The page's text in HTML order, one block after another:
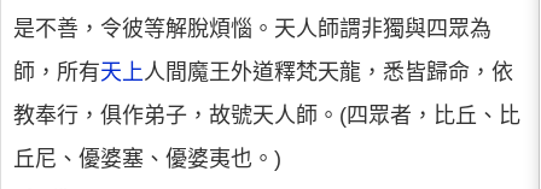
是不善，令彼等解脫煩惱。天人師謂非獨與四眾為
師，所有天上人間魔王外道釋梵天龍，悉皆歸命，依
教奉行，俱作弟子，故號天人師。(四眾者，比丘、比
丘尼、優婆塞、優婆夷也。)